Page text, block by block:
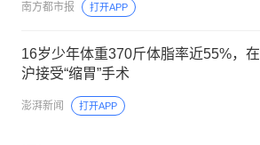
南方都市报 打开APP
16岁少年体重370斤体脂率近55%，在
沪接受“缩胃”手术
澎湃新闻 打开APP